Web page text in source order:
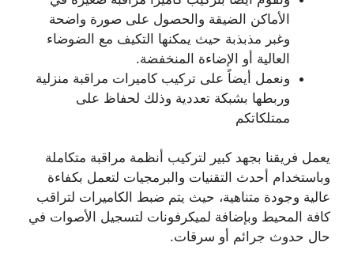
الأماكن الضيقة والحصول على صورة واضحة
وغبر مذبذبة حيث يمكنها التكيف مع الضوضاء
العالية أو الإضاءة المنخفضة.
ونعمل أيضاً على تركيب كاميرات مراقبة منزلية
وربطها بشبكة تعددية وذلك لحفاظ على
ممتلكاتكم
يعمل فريقنا بجهد كبير لتركيب أنظمة مراقبة متكاملة
وباستخدام أحدث التقنيات والبرمجيات لتعمل بكفاءة
عالية وجودة متناهية، حيث يتم ضبط الكاميرات لتراقب
كافة المحيط وبإضافة لميكرفونات لتسجيل الأصوات في
حال حدوث جرائم أو سرقات.